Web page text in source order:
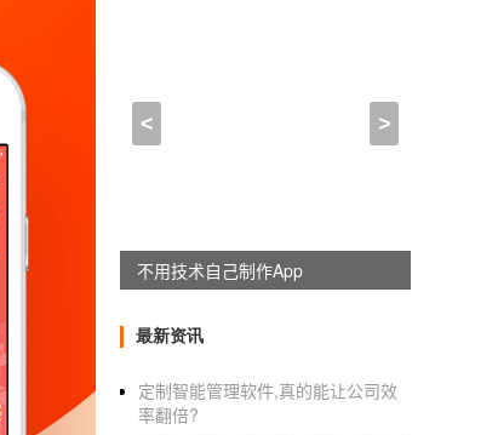
2021-02-07 14:15:00
钢琴培训app开发能够实现高效教研，虽然不
钱，这样做既不用和线下的钢琴培训市场竞
的力量为人们的学习提供方便。学习可以变
过手机软件来学习。这样学习起来就会更容
< >
躺赚神器，淘宝客系统全新上线
最新资讯
定制智能管理软件,真的能让公司效
率翻倍?